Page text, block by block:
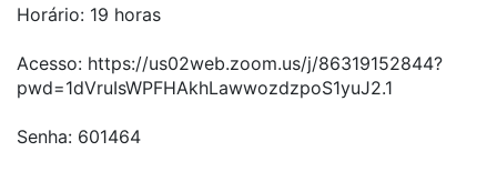
Horário: 19 horas
Acesso: https://us02web.zoom.us/j/86319152844?
pwd=1dVruIsWPFHAkhLawwozdzpoS1yuJ2.1
Senha: 601464